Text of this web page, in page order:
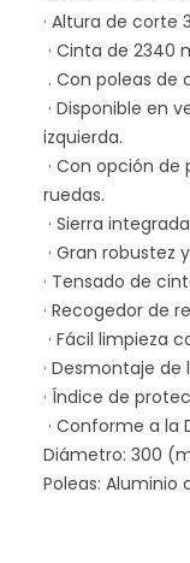
· Altura de corte
· Cinta de 2340
. Con poleas de
· Disponible en
izquierda.
· Con opción
ruedas.
· Sierra
· Gran robustez
· Tensado de
· Recogedor de
· Fácil limpieza
· Desmontaje
· Índice de
· Conforme a la
Diámetro: 300
Poleas: Aluminio